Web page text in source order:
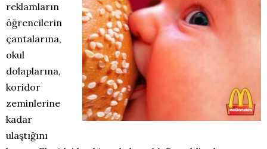
reklamların
öğrencilerin
çantalarına,
okul
dolaplarına,
koridor
zeminlerine
kadar
ulaştığını